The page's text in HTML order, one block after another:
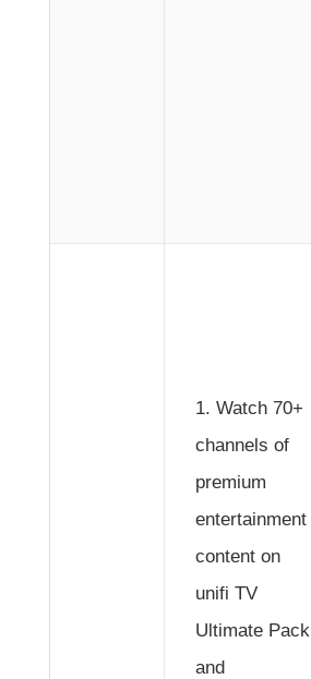
Watch 70+
channels of
premium
entertainment
content on
unifi TV
Ultimate Pack
and